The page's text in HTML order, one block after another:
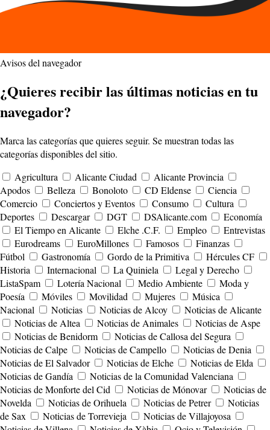
Avisos del navegador
¿Quieres recibir las últimas noticias en tu
navegador?
Marca las categorías que quieres seguir. Se muestran todas las
categorías disponibles del sitio.
Agricultura
Alicante Ciudad
Alicante Provincia
Apodos
Belleza Bonoloto CD Eldense
Ciencia
Comercio
Conciertos y Eventos Consumo
Cultura
Deportes
Descargar DGT DSAlicante.com
Economía
El Tiempo en Alicante
Elche .C.F. Empleo
Entrevistas
Eurodreams
EuroMillones Famosos
Finanzas
Fútbol
Gastronomía Gordo de la Primitiva
Hércules CF
Historia
Internacional La Quiniela
Legal y Derecho
ListaSpam
Lotería Nacional Medio Ambiente
Moda y
Poesía
Móviles Movilidad Mujeres
Música
Nacional
Noticias Noticias de Alcoy
Noticias de Alicante
Noticias de Altea
Noticias de Animales
Noticias de Aspe
Noticias de Benidorm
Noticias de Callosa del Segura
Noticias de Calpe
Noticias de Campello
Noticias de Denia
Noticias de El Salvador
Noticias de Elche
Noticias de Elda
Noticias de Gandía
Noticias de la Comunidad Valenciana
Noticias de Monforte del Cid
Noticias de Mónovar
Noticias de
Novelda
Noticias de Orihuela Noticias de Petrer
Noticias
de Sax
Noticias de Torrevieja
Noticias de Villajoyosa